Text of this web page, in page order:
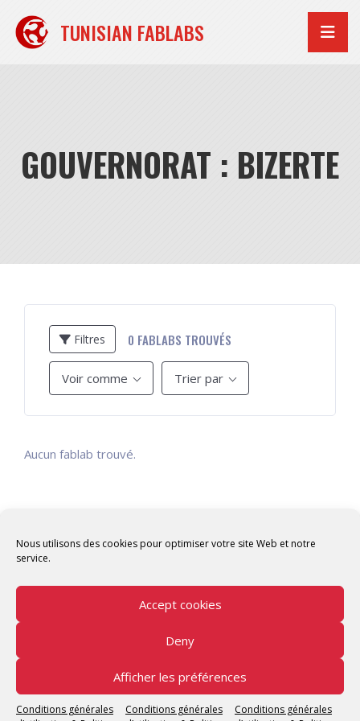
Nous utilisons des cookies pour optimiser votre site Web et notre
service.
Accept cookies
Deny
Afficher les préférences
Conditions générales
Conditions générales
Conditions générales
contenu
TUNISIAN FABLABS
GOUVERNORAT : BIZERTE
Filtres 0 FABLABS TROUVÉS
Voir comme Trier par
Aucun fablab trouvé.
Copyright © 2026 Tunisian Fablabs Tous droits
réservés.
Tunisian Fablabsby OpenFab Tunisia - Powered by